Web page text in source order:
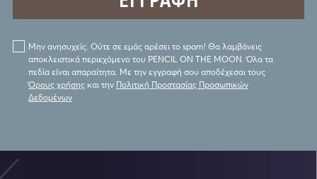
Μην ανησυχείς. Ούτε σε εμάς αρέσει το spam! Θα λαμβάνεις
αποκλειστικά περιεχόμενο του PENCIL ON THE MOON. Όλα τα
πεδία είναι απαραίτητα. Με την εγγραφή σου αποδέχεσαι τους
Όρους χρήσης και την Πολιτική Προστασίας Προσωπικών
Δεδομένων